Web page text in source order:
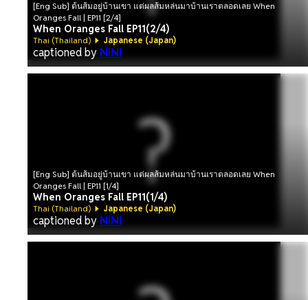
[Eng Sub] ต้นส้มอยู่บ้านเขา แต่ผลส้มหล่นมาบ้านเราตลอดเลย When
Oranges Fall | EP.11 [2/4]
When Oranges Fall EP11(2/4)
Thai (Thailand) Japanese (Japan)
captioned by NINI
[Eng Sub] ต้นส้มอยู่บ้านเขา แต่ผลส้มหล่นมาบ้านเราตลอดเลย When
Oranges Fall | EP.11 [1/4]
When Oranges Fall EP11(1/4)
Thai (Thailand) Japanese (Japan)
captioned by NINI